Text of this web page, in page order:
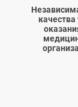
качества